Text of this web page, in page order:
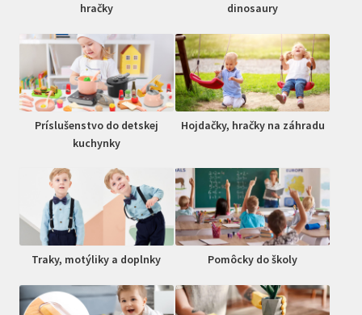
hračky
dinosaury
Príslušenstvo do detskej
kuchynky
Hojdačky, hračky na záhradu
Traky, motýliky a doplnky Pomôcky do školy